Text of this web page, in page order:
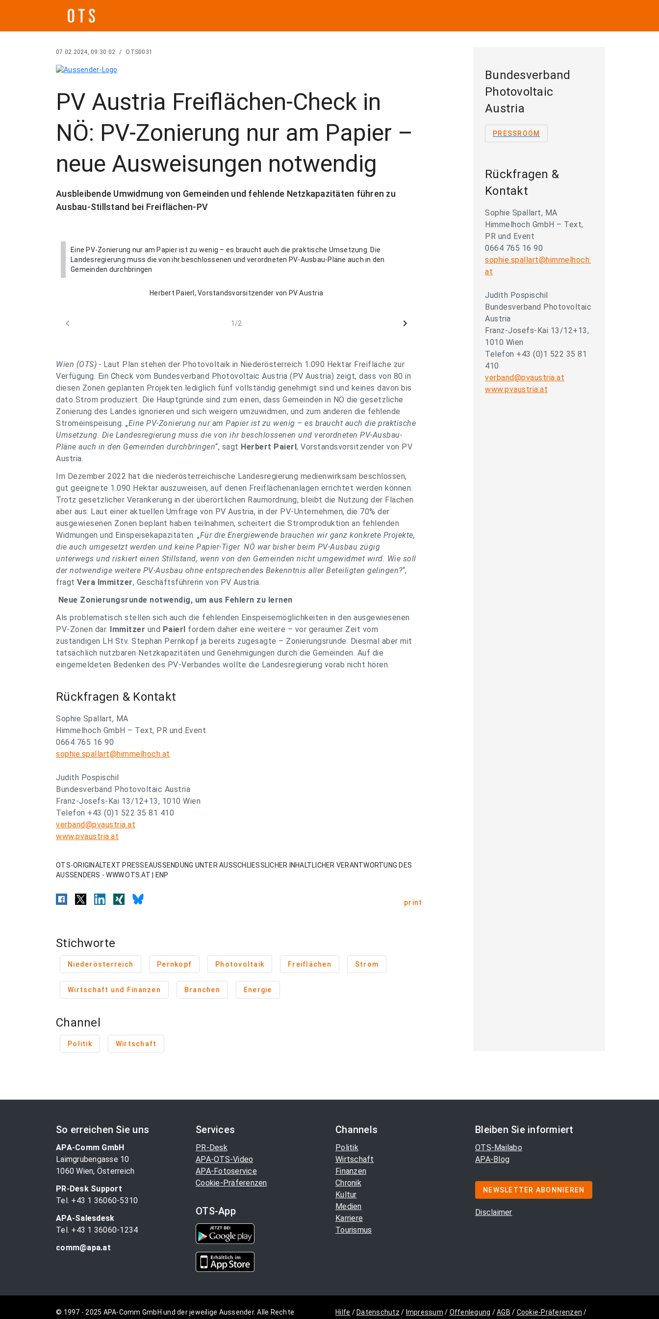
07.02.2024, 09:30:02 / OTS0031
PV Austria Freiflächen-Check in
NÖ: PV-Zonierung nur am Papier –
neue Ausweisungen notwendig
Ausbleibende Umwidmung von Gemeinden und fehlende Netzkapazitäten führen zu
Ausbau-Stillstand bei Freiflächen-PV
Eine PV-Zonierung nur am Papier ist zu wenig – es braucht auch die praktische Umsetzung. Die
Landesregierung muss die von ihr beschlossenen und verordneten PV-Ausbau-Pläne auch in den
Gemeinden durchbringen
Herbert Paierl, Vorstandsvorsitzender von PV Austria
chevron_left 1/2 chevron_right
Wien (OTS) - Laut Plan stehen der Photovoltaik in Niederösterreich 1.090 Hektar Freifläche zur
Verfügung. Ein Check vom Bundesverband Photovoltaic Austria (PV Austria) zeigt, dass von 80 in
diesen Zonen geplanten Projekten lediglich fünf vollständig genehmigt sind und keines davon bis
dato Strom produziert. Die Hauptgründe sind zum einen, dass Gemeinden in NÖ die gesetzliche
Zonierung des Landes ignorieren und sich weigern umzuwidmen, und zum anderen die fehlende
Stromeinspeisung. „Eine PV-Zonierung nur am Papier ist zu wenig – es braucht auch die praktische
Umsetzung. Die Landesregierung muss die von ihr beschlossenen und verordneten PV-Ausbau-
Pläne auch in den Gemeinden durchbringen“, sagt Herbert Paierl, Vorstandsvorsitzender von PV
Austria.
Im Dezember 2022 hat die niederösterreichische Landesregierung medienwirksam beschlossen,
gut geeignete 1.090 Hektar auszuweisen, auf denen Freiflächenanlagen errichtet werden können.
Trotz gesetzlicher Verankerung in der überörtlichen Raumordnung, bleibt die Nutzung der Flächen
aber aus: Laut einer aktuellen Umfrage von PV Austria, in der PV-Unternehmen, die 70% der
ausgewiesenen Zonen beplant haben teilnahmen, scheitert die Stromproduktion an fehlenden
Widmungen und Einspeisekapazitäten. „Für die Energiewende brauchen wir ganz konkrete Projekte,
die auch umgesetzt werden und keine Papier-Tiger. NÖ war bisher beim PV-Ausbau zügig
unterwegs und riskiert einen Stillstand, wenn von den Gemeinden nicht umgewidmet wird. Wie soll
der notwendige weitere PV-Ausbau ohne entsprechendes Bekenntnis aller Beteiligten gelingen?“,
fragt Vera Immitzer, Geschäftsführerin von PV Austria.
Neue Zonierungsrunde notwendig, um aus Fehlern zu lernen
Als problematisch stellen sich auch die fehlenden Einspeisemöglichkeiten in den ausgewiesenen
PV-Zonen dar. Immitzer und Paierl fordern daher eine weitere – vor geraumer Zeit vom
zuständigen LH Stv. Stephan Pernkopf ja bereits zugesagte – Zonierungsrunde. Diesmal aber mit
tatsächlich nutzbaren Netzkapazitäten und Genehmigungen durch die Gemeinden. Auf die
eingemeldeten Bedenken des PV-Verbandes wollte die Landesregierung vorab nicht hören.
Rückfragen & Kontakt
Sophie Spallart, MA
Himmelhoch GmbH – Text, PR und Event
0664 765 16 90
sophie.spallart@himmelhoch.at
Judith Pospischil
Bundesverband Photovoltaic Austria
Franz-Josefs-Kai 13/12+13, 1010 Wien
Telefon +43 (0)1 522 35 81 410
verband@pvaustria.at
www.pvaustria.at
OTS-ORIGINALTEXT PRESSEAUSSENDUNG UNTER AUSSCHLIESSLICHER INHALTLICHER VERANTWORTUNG DES
AUSSENDERS - WWW.OTS.AT | ENP
print
Stichworte
Niederösterreich Pernkopf Photovoltaik Freiflächen Strom
Wirtschaft und Finanzen Branchen Energie
Channel
Politik Wirtschaft
Bundesverband
Photovoltaic
Austria
PRESSROOM
Rückfragen &
Kontakt
Sophie Spallart, MA
Himmelhoch GmbH – Text,
PR und Event
0664 765 16 90
sophie.spallart@himmelhoch.
at
Judith Pospischil
Bundesverband Photovoltaic
Austria
Franz-Josefs-Kai 13/12+13,
1010 Wien
Telefon +43 (0)1 522 35 81
410
verband@pvaustria.at
www.pvaustria.at
So erreichen Sie uns
APA-Comm GmbH
Laimgrubengasse 10
1060 Wien, Österreich
PR-Desk Support
Tel. +43 1 36060-5310
APA-Salesdesk
Tel. +43 1 36060-1234
comm@apa.at
Services
PR-Desk
APA-OTS-Video
APA-Fotoservice
Cookie-Präferenzen
OTS-App
Channels
Politik
Wirtschaft
Finanzen
Chronik
Kultur
Medien
Karriere
Tourismus
Bleiben Sie informiert
OTS-Mailabo
APA-Blog
NEWSLETTER ABONNIEREN
Disclaimer
© 1997 - 2025 APA-Comm GmbH und der jeweilige Aussender. Alle Rechte
Hilfe / Datenschutz / Impressum / Offenlegung /AGB / Cookie-Präferenzen /